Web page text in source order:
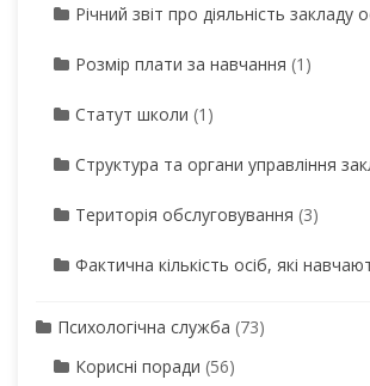
Річний звіт про діяльність закладу
Розмір плати за навчання (1)
Статут школи (1)
Структура та органи управління
Територія обслуговування (3)
Фактична кількість осіб, які
Психологічна служба (73)
Корисні поради (56)